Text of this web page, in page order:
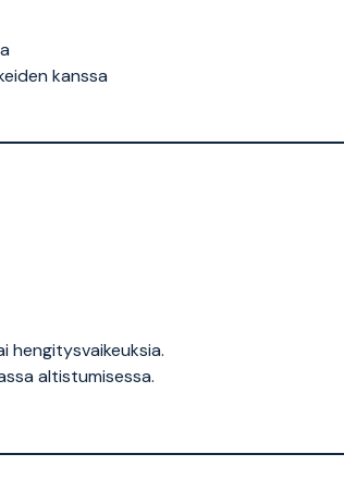
kanssa
altistumisessa.